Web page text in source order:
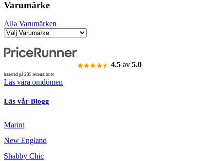
Varumärke
Alla Varumärken
4.5 av 5.0
baserad på 235 recensioner
Läs våra omdömen
Läs vår Blogg
Marint
New England
Shabby Chic